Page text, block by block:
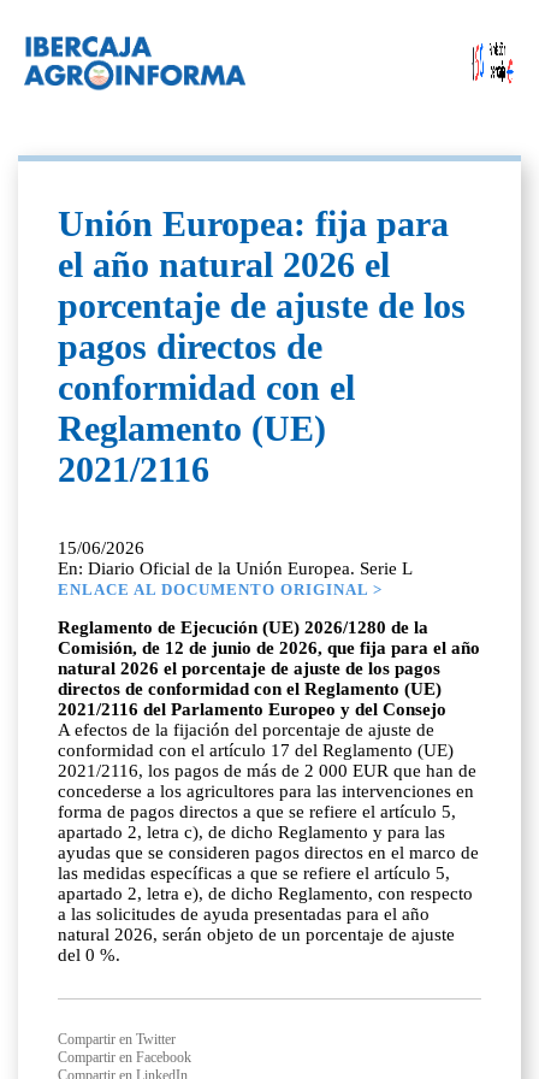
Unión Europea: fija para
el año natural 2026 el
porcentaje de ajuste de los
pagos directos de
conformidad con el
Reglamento (UE)
2021/2116
15/06/2026
En: Diario Oficial de la Unión Europea. Serie L
ENLACE AL DOCUMENTO ORIGINAL >
Reglamento de Ejecución (UE) 2026/1280 de la
Comisión, de 12 de junio de 2026, que fija para el año
natural 2026 el porcentaje de ajuste de los pagos
directos de conformidad con el Reglamento (UE)
2021/2116 del Parlamento Europeo y del Consejo
A efectos de la fijación del porcentaje de ajuste de
conformidad con el artículo 17 del Reglamento (UE)
2021/2116, los pagos de más de 2 000 EUR que han de
concederse a los agricultores para las intervenciones en
forma de pagos directos a que se refiere el artículo 5,
apartado 2, letra c), de dicho Reglamento y para las
ayudas que se consideren pagos directos en el marco de
las medidas específicas a que se refiere el artículo 5,
apartado 2, letra e), de dicho Reglamento, con respecto
a las solicitudes de ayuda presentadas para el año
natural 2026, serán objeto de un porcentaje de ajuste
del 0 %.
Compartir en Twitter
Compartir en Facebook